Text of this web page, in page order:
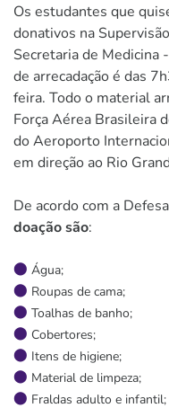
Os estudantes que
donativos na
Secretaria de Medicina
de arrecadação é das
feira. Todo o material
Força Aérea Brasileira
do Aeroporto
em direção ao Rio
De acordo com a
doação são:
Água;
Roupas de cama;
Toalhas de banho;
Cobertores;
Itens de higiene;
Material de limpeza;
Fraldas adulto e infantil;